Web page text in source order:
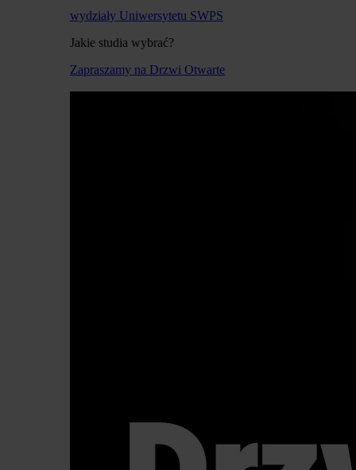
wydziały Uniwersytetu SWPS
Jakie studia wybrać?
Zapraszamy na Drzwi Otwarte